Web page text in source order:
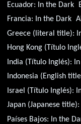
Ecuador:
In the Dark
Francia:
In the Dark
Greece (literal title):
Hong Kong (Título
India (Título Inglés):
Indonesia (English
Israel (Título Inglés):
Japan (Japanese title):
Países Bajos:
In the